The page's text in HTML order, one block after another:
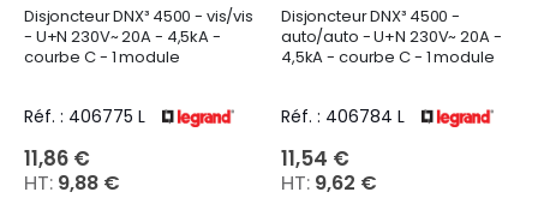
Disjoncteur DNX³ 4500 - vis/vis
- U+N 230V~ 20A - 4,5kA -
courbe C - 1 module
Réf. : 406775 L
11,86 €
9,88 €
Disjoncteur DNX³ 4500 -
auto/auto - U+N 230V~ 20A -
4,5kA - courbe C - 1 module
Réf. : 406784 L
11,54 €
9,62 €